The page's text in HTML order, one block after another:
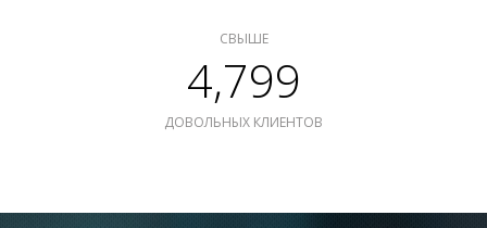
СВЫШЕ
4,799
ДОВОЛЬНЫХ КЛИЕНТОВ